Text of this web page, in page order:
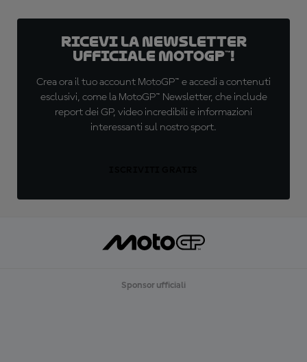
Ricevi la newsletter
ufficiale MotoGP™!
Crea ora il tuo account MotoGP™ e accedi a contenuti
esclusivi, come la MotoGP™ Newsletter, che include
report dei GP, video incredibili e informazioni
interessanti sul nostro sport.
Sponsor ufficiali